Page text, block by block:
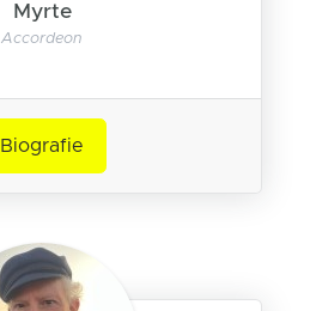
Myrte
Accordeon
Biografie